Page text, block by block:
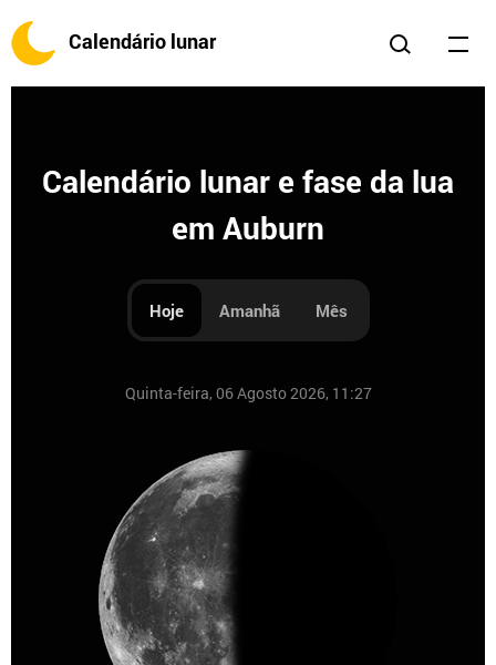
Calendário lunar
Calendário lunar e fase da lua
em Auburn
Hoje Amanhã Mês
Quinta-feira, 06 Agosto 2026, 11:27